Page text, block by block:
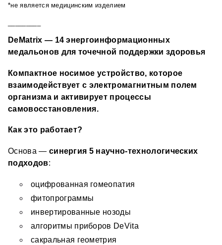
*не является медицинским изделием
DeMatrix — 14 энергоинформационных
медальонов для точечной поддержки здоровья
Компактное носимое устройство, которое
взаимодействует с электромагнитным полем
организма и активирует процессы
самовосстановления.
Как это работает?
Основа — синергия 5 научно-технологических
подходов:
оцифрованная гомеопатия
фитопрограммы
инвертированные нозоды
алгоритмы приборов DeVita
сакральная геометрия